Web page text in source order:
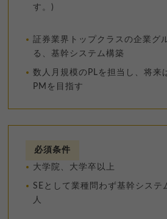
す。)
証券業界トップクラスの企業グ
る、基幹システム構築
数人月規模のPLを担当し、将来
PMを目指す
必須条件
大学院、大学卒以上
SEとして業種問わず基幹システ
人